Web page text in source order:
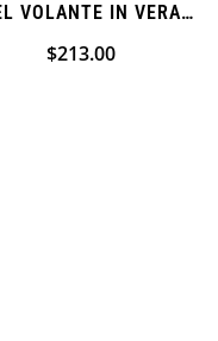
VOLANTE IN VERA
DI CARBONIO PER
Prezzo
$213.00